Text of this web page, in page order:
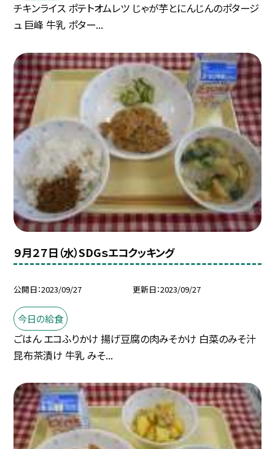
チキンライス ポテトオムレツ じゃが芋とにんじんのポタージ
ュ 巨峰 牛乳 ポター...
９月２７日（水）SDGｓエコクッキング
公開日 2023/09/27 更新日 2023/09/27
今日の給食
ごはん エコふりかけ 揚げ豆腐の肉みそかけ 白菜のみそ汁
昆布茶漬け 牛乳 みそ...